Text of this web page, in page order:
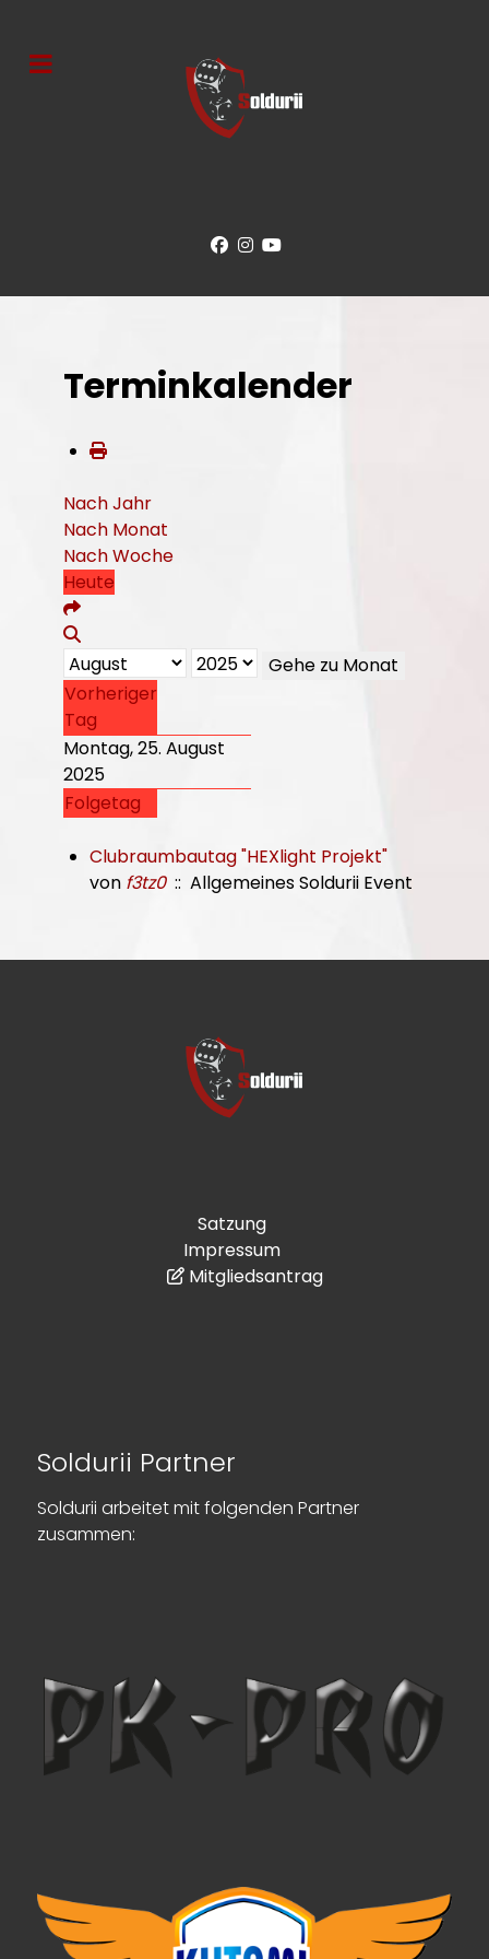
Terminkalender
Nach Jahr
Nach Monat
Nach Woche
Heute
Gehe zu Monat
Vorheriger
Tag
Montag, 25. August
2025
Folgetag
Clubraumbautag "HEXlight Projekt"
von f3tz0:: Allgemeines Soldurii Event
Satzung
Impressum
Mitgliedsantrag
Soldurii Partner
Soldurii arbeitet mit folgenden Partner
zusammen: